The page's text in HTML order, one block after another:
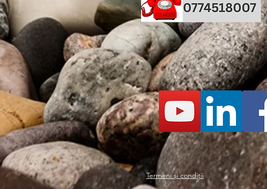
Termeni și condiții